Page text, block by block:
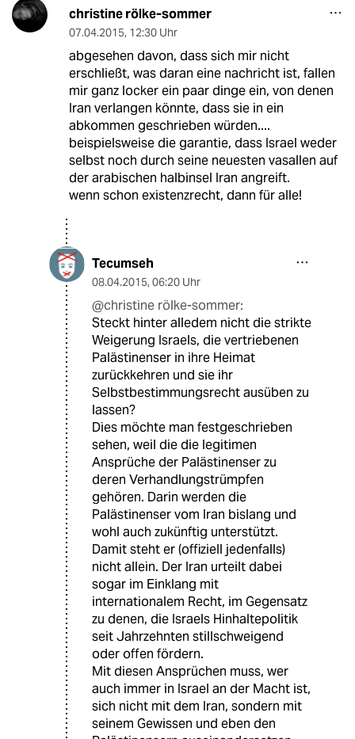
christine rölke-sommer
07.04.2015, 12:30 Uhr
abgesehen davon, dass sich mir nicht
erschließt, was daran eine nachricht ist, fallen
mir ganz locker ein paar dinge ein, von denen
Iran verlangen könnte, dass sie in ein
abkommen geschrieben würden....
beispielsweise die garantie, dass Israel weder
selbst noch durch seine neuesten vasallen auf
der arabischen halbinsel Iran angreift.
wenn schon existenzrecht, dann für alle!
Tecumseh
08.04.2015, 06:20 Uhr
@christine rölke-sommer:
Steckt hinter alledem nicht die strikte
Weigerung Israels, die vertriebenen
Palästinenser in ihre Heimat
zurückkehren und sie ihr
Selbstbestimmungsrecht ausüben zu
lassen?
Dies möchte man festgeschrieben
sehen, weil die die legitimen
Ansprüche der Palästinenser zu
deren Verhandlungstrümpfen
gehören. Darin werden die
Palästinenser vom Iran bislang und
wohl auch zukünftig unterstützt.
Damit steht er (offiziell jedenfalls)
nicht allein. Der Iran urteilt dabei
sogar im Einklang mit
internationalem Recht, im Gegensatz
zu denen, die Israels Hinhaltepolitik
seit Jahrzehnten stillschweigend
oder offen fördern.
Mit diesen Ansprüchen muss, wer
auch immer in Israel an der Macht ist,
sich nicht mit dem Iran, sondern mit
seinem Gewissen und eben den